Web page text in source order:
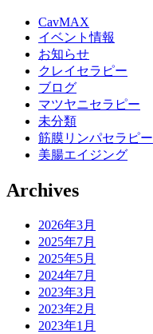
CavMAX
イベント情報
お知らせ
クレイセラピー
ブログ
マツヤニセラピー
未分類
筋膜リンパセラピー
美腸エイジング
Archives
2026年3月
2025年7月
2025年5月
2024年7月
2023年3月
2023年2月
2023年1月